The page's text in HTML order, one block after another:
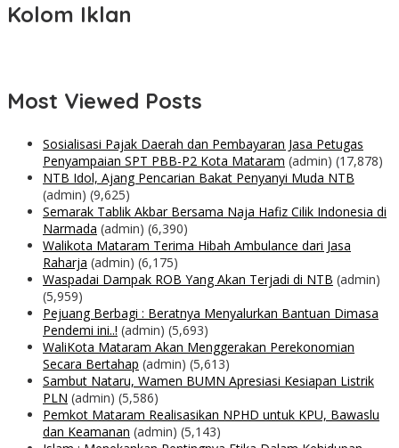
Kolom Iklan
Most Viewed Posts
Sosialisasi Pajak Daerah dan Pembayaran Jasa Petugas
Penyampaian SPT PBB-P2 Kota Mataram (admin) (17,878)
NTB Idol, Ajang Pencarian Bakat Penyanyi Muda NTB
(admin) (9,625)
Semarak Tablik Akbar Bersama Naja Hafiz Cilik Indonesia di
Narmada (admin) (6,390)
Walikota Mataram Terima Hibah Ambulance dari Jasa
Raharja (admin) (6,175)
Waspadai Dampak ROB Yang Akan Terjadi di NTB (admin)
(5,959)
Pejuang Berbagi : Beratnya Menyalurkan Bantuan Dimasa
Pendemi ini..! (admin) (5,693)
WaliKota Mataram Akan Menggerakan Perekonomian
Secara Bertahap (admin) (5,613)
Sambut Nataru, Wamen BUMN Apresiasi Kesiapan Listrik
PLN (admin) (5,586)
Pemkot Mataram Realisasikan NPHD untuk KPU, Bawaslu
dan Keamanan (admin) (5,143)